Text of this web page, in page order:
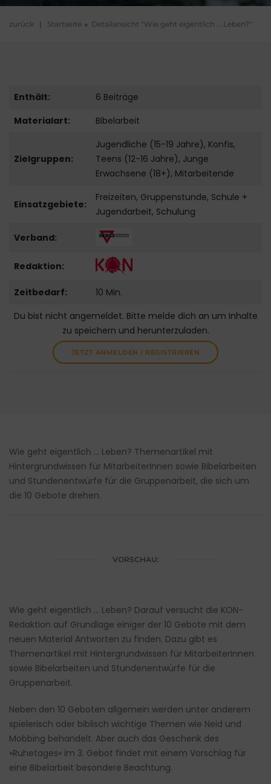
zurück | Startseite Detailansicht "Wie geht eigentlich … Leben?"
Enthält:
6 Beiträge
Materialart:
Bibelarbeit
Zielgruppen:
Jugendliche (15-19 Jahre), Konfis,
Teens (12-16 Jahre), Junge
Erwachsene (18+), Mitarbeitende
Einsatzgebiete:
Freizeiten, Gruppenstunde, Schule +
Jugendarbeit, Schulung
Verband:
Redaktion:
Zeitbedarf:
10 Min.
Du bist nicht angemeldet. Bitte melde dich an um Inhalte
zu speichern und herunterzuladen.
JETZT ANMELDEN / REGISTRIEREN
Wie geht eigentlich … Leben? Themenartikel mit
Hintergrundwissen für MitarbeiterInnen sowie Bibelarbeiten
und Stundenentwürfe für die Gruppenarbeit, die sich um
die 10 Gebote drehen.
VORSCHAU:
Wie geht eigentlich … Leben? Darauf versucht die KON-
Redaktion auf Grundlage einiger der 10 Gebote mit dem
neuen Material Antworten zu finden. Dazu gibt es
Themenartikel mit Hintergrundwissen für MitarbeiterInnen
sowie Bibelarbeiten und Stundenentwürfe für die
Gruppenarbeit.
Neben den 10 Geboten allgemein werden unter anderem
spielerisch oder biblisch wichtige Themen wie Neid und
Mobbing behandelt. Aber auch das Geschenk des
»Ruhetages« im 3. Gebot findet mit einem Vorschlag für
eine Bibelarbeit besondere Beachtung.